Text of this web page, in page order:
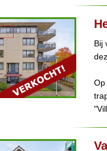
Bij
Op